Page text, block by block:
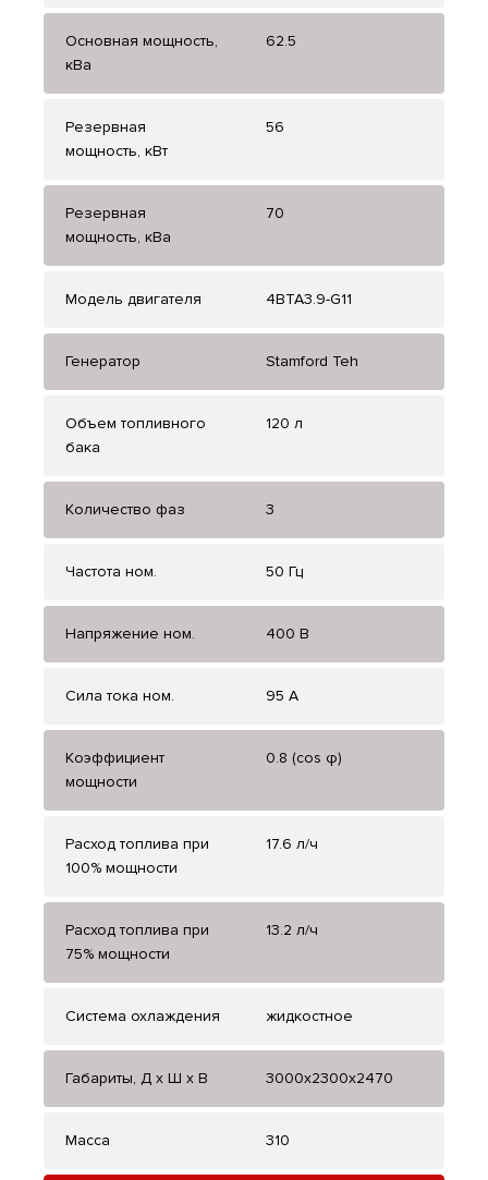
Основная мощность,
кВа
62.5
Резервная
мощность, кВт
56
Резервная
мощность, кВа
70
Модель двигателя 4BTA3.9-G11
Генератор Stamford Teh
Объем топливного
бака
120 л
Количество фаз 3
Частота ном. 50 Гц
Напряжение ном. 400 В
Сила тока ном. 95 А
Коэффициент
мощности
0.8 (cos φ)
Расход топлива при
100% мощности
17.6 л/ч
Расход топлива при
75% мощности
13.2 л/ч
Система охлаждения жидкостное
Габариты, Д x Ш x В 3000x2300x2470
Масса 310